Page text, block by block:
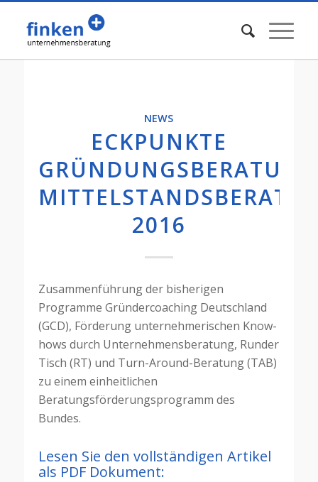
NEWS
ECKPUNKTE
2016
Zusammenführung der bisherigen
Programme Gründercoaching Deutschland
(GCD), Förderung unternehmerischen Know-
hows durch Unternehmensberatung, Runder
Tisch (RT) und Turn-Around-Beratung (TAB)
zu einem einheitlichen
Beratungsförderungsprogramm des
Bundes.
Lesen Sie den vollständigen Artikel
als PDF Dokument: